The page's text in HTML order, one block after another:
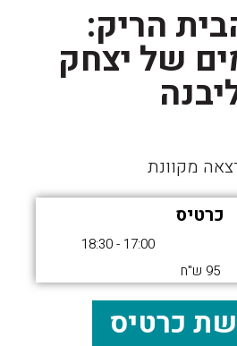
הריק:
של יצחק
מקוונת
כרטיס
17:00 - 18:30
95 ש"ח
כרטיס